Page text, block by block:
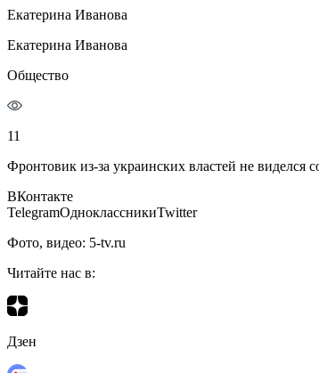
Екатерина Иванова
Екатерина Иванова
Общество
11
Фронтовик из-за украинских властей не виделся
ВКонтакте
TelegramОдноклассникиTwitter
Фото, видео: 5-tv.ru
Читайте нас в:
Дзен